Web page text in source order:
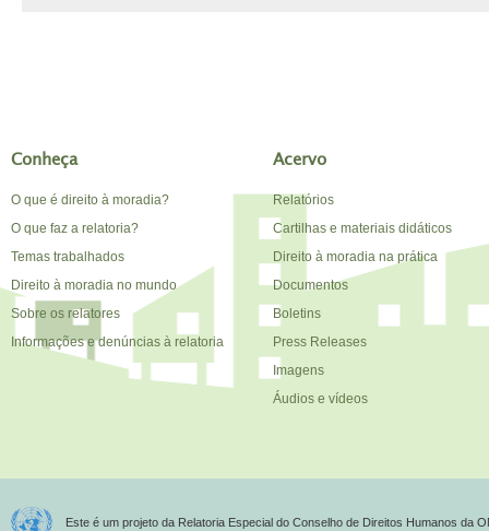
Conheça
O que é direito à moradia?
O que faz a relatoria?
Temas trabalhados
Direito à moradia no mundo
Sobre os relatores
Informações e denúncias à relatoria
Acervo
Relatórios
Cartilhas e materiais didáticos
Direito à moradia na prática
Documentos
Boletins
Press Releases
Imagens
Áudios e vídeos
Este é um projeto da Relatoria Especial do Conselho de Direitos Humanos da